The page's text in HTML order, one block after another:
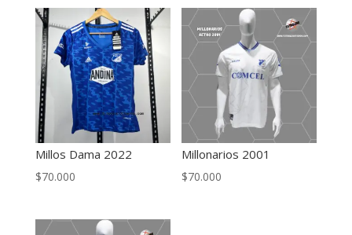
Millos Dama 2022
$70.000
Millonarios 2001
$70.000